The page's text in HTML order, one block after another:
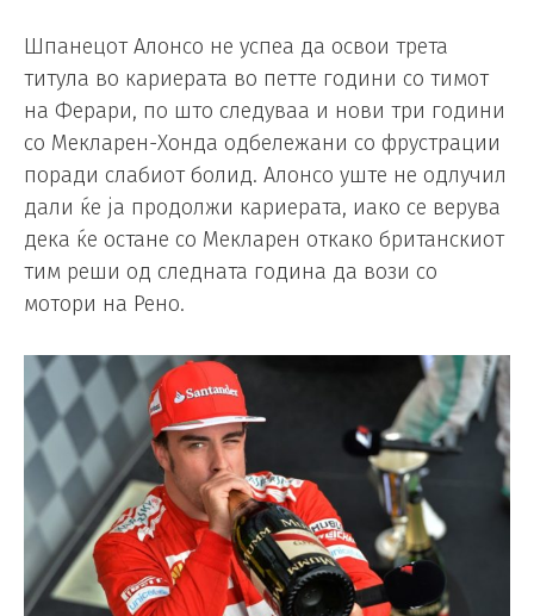
Шпанецот Алонсо не успеа да освои трета
титула во кариерата во петте години со тимот
на Ферари, по што следуваа и нови три години
со Мекларен-Хонда одбележани со фрустрации
поради слабиот болид. Алонсо уште не одлучил
дали ќе ја продолжи кариерата, иако се верува
дека ќе остане со Мекларен откако британскиот
тим реши од следната година да вози со
мотори на Рено.